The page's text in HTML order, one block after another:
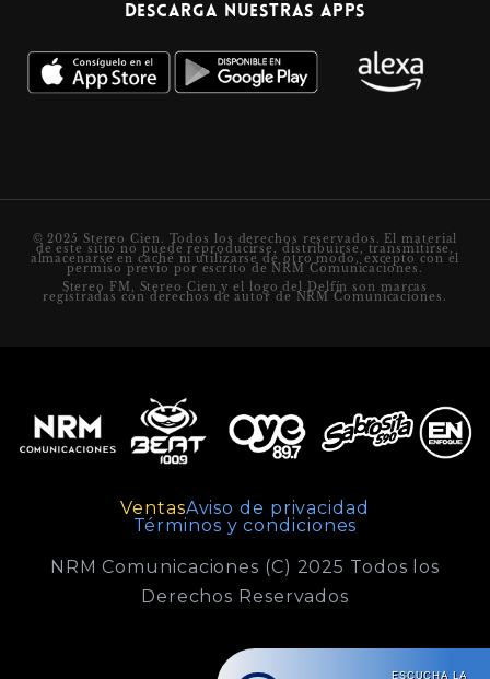
ESCUCHA LA
Descarga nuestras apps
© 2025 Stereo Cien. Todos los derechos reservados. El material
de este sitio no puede reproducirse, distribuirse, transmitirse,
almacenarse en caché ni utilizarse de otro modo, excepto con el
permiso previo por escrito de NRM Comunicaciones.
Stereo FM, Stereo Cien y el logo del Delfín son marcas
registradas con derechos de autor de NRM Comunicaciones.
VentasAviso de privacidad
Términos y condiciones
NRM Comunicaciones (C) 2025 Todos los
Derechos Reservados